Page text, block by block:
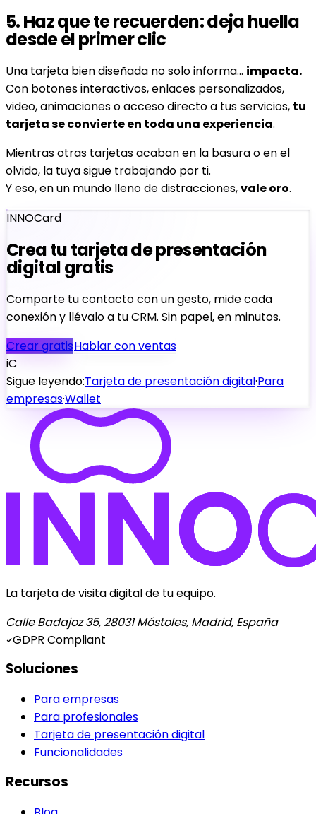
5.Haz que te recuerden: deja huella
desde el primer clic
Una tarjeta bien diseñada no solo informa… impacta.
Con botones interactivos, enlaces personalizados,
video, animaciones o acceso directo a tus servicios, tu
tarjeta se convierte en toda una experiencia.
Mientras otras tarjetas acaban en la basura o en el
olvido, la tuya sigue trabajando por ti.
Y eso, en un mundo lleno de distracciones,vale oro.
INNOCard
Crea tu tarjeta de presentación
digital gratis
Comparte tu contacto con un gesto, mide cada
conexión y llévalo a tu CRM. Sin papel, en minutos.
Crear gratisHablar con ventas
iC
Sigue leyendo:Tarjeta de presentación digital·Para
empresas·Wallet
La tarjeta de visita digital de tu equipo.
Calle Badajoz 35, 28031 Móstoles, Madrid, España
GDPR Compliant
Soluciones
Para empresas
Para profesionales
Tarjeta de presentación digital
Funcionalidades
Recursos